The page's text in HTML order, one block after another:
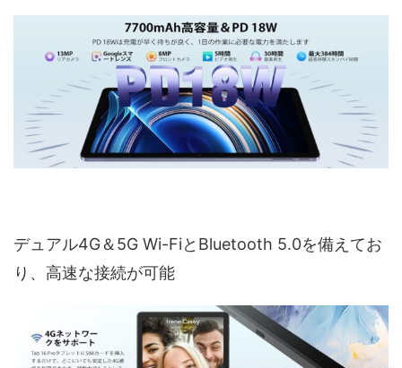
デュアル4G＆5G Wi-FiとBluetooth 5.0を備えてお
り、高速な接続が可能